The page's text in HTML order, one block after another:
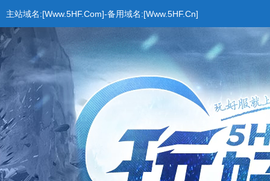
主站域名:[Www.5HF.Com]-备用域名:[Www.5HF.Cn]